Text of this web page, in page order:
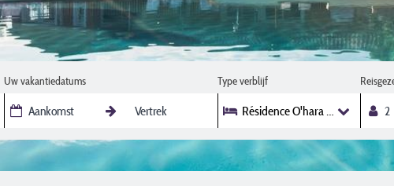
Uw vakantiedatums Type verblijf
Résidence O'hara 31M²